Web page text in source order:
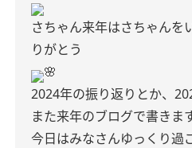
さちゃん来年はさちゃんを
りがとう
🌸
2024年の振り返りとか、
また来年のブログで書きま
今日はみなさんゆっくり過